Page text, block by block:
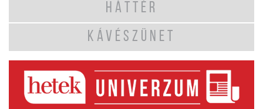
HÁTTÉR
KÁVÉSZÜNET